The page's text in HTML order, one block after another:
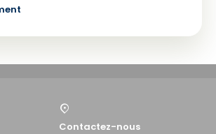
Contactez-nous